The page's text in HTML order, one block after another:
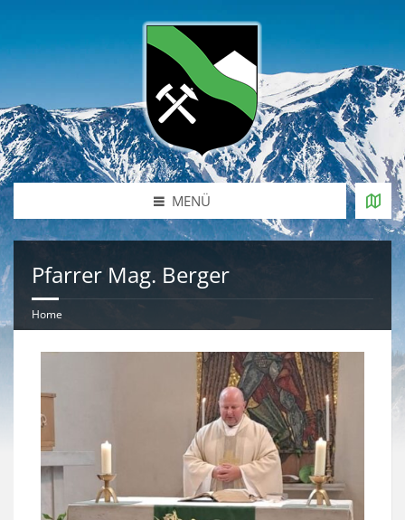
MENÜ
Pfarrer Mag. Berger
Home